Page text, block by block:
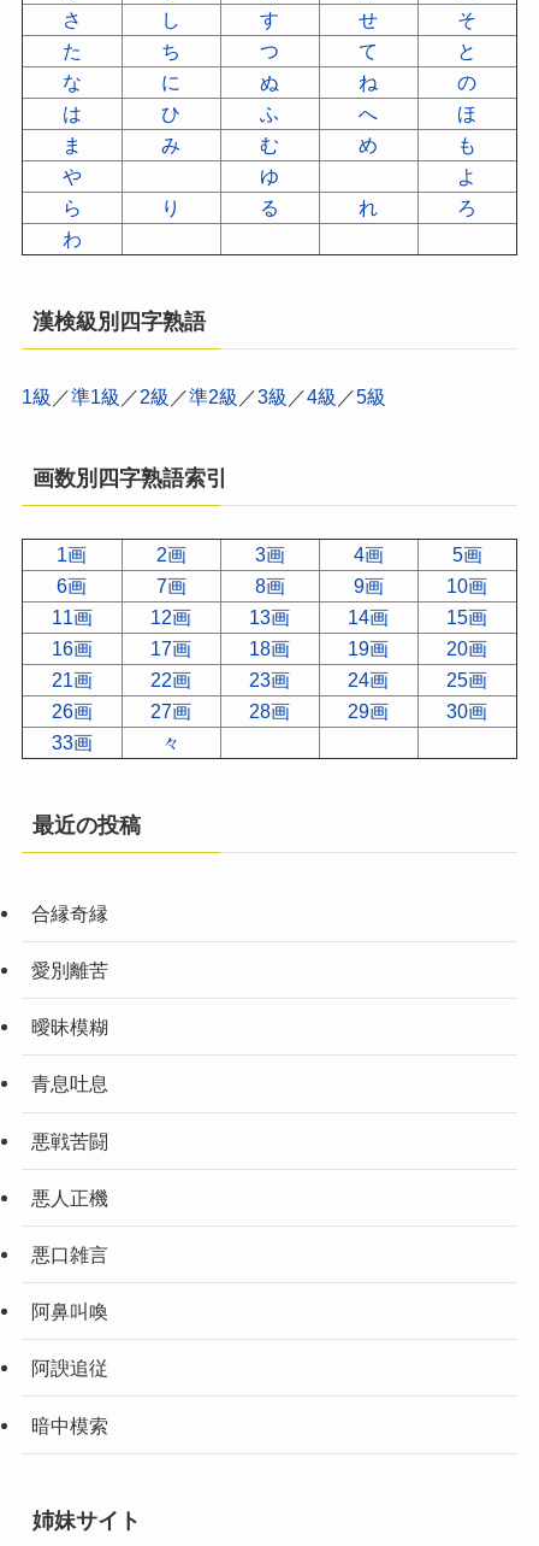
さ
し す せ
そ
た
ち つ て
と
な
に ぬ ね
の
は
ひ ふ へ
ほ
ま
み む め
も
や
ゆ
よ
ら
り る れ
ろ
わ
漢検級別四字熟語
1級 ／準1級 ／2級 ／準2級 ／3級 ／4級 ／5級
画数別四字熟語索引
1画 2画 3画 4画
5画
6画
7画 8画 9画
10画
11画
12画 13画 14画
15画
16画
17画 18画 19画
20画
21画
22画 23画 24画
25画
26画
27画 28画 29画
30画
33画
々
最近の投稿
合縁奇縁
愛別離苦
曖昧模糊
青息吐息
悪戦苦闘
悪人正機
悪口雑言
阿鼻叫喚
阿諛追従
暗中模索
姉妹サイト